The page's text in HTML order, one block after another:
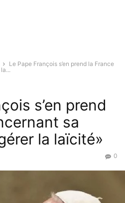
Le Pape François s’en prend la France
s’en prend
sa
la laïcité»
0